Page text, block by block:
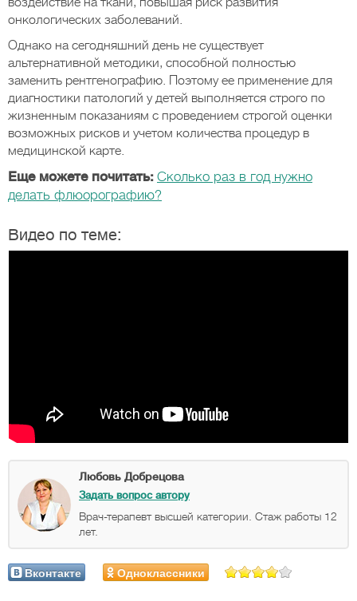
онкологических заболеваний.
Однако на сегодняшний день не существует
альтернативной методики, способной полностью
заменить рентгенографию. Поэтому ее применение для
диагностики патологий у детей выполняется строго по
жизненным показаниям с проведением строгой оценки
возможных рисков и учетом количества процедур в
медицинской карте.
Еще можете почитать: Сколько раз в год нужно
делать флюорографию?
Видео по теме:
Любовь Добрецова
Задать вопрос автору
Врач-терапевт высшей категории. Стаж работы 12
лет.
Вконтакте Одноклассники